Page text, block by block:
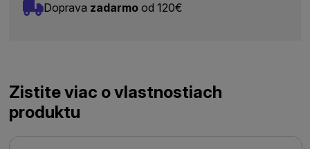
Doprava zadarmo od 120€
Zistite viac o vlastnostiach
produktu